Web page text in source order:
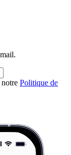
notre Politique de